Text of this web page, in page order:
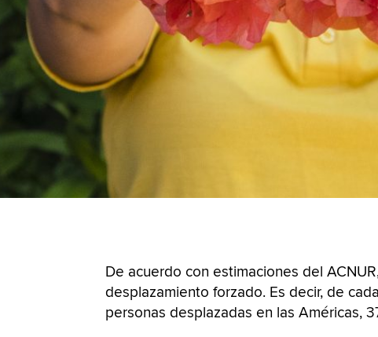
De acuerdo con estimaciones del
desplazamiento forzado. Es decir, de
personas desplazadas en las Américas,